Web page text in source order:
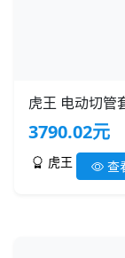
虎王 电动切管
3790.02元
虎王 查